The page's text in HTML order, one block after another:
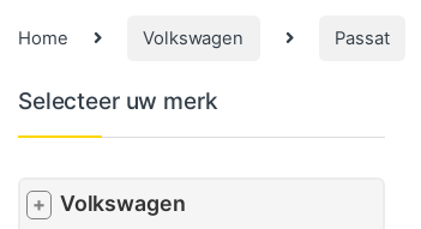
Home Volkswagen Passat
Selecteer uw merk
+ Volkswagen